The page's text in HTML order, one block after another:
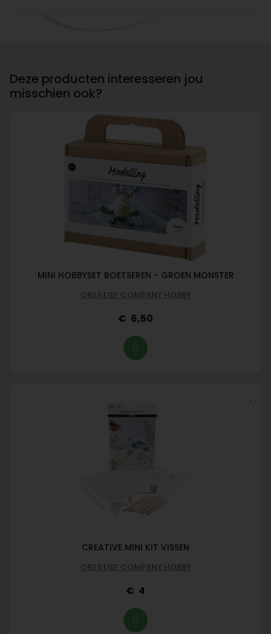
Deze producten interesseren jou
misschien ook?
MINI HOBBYSET BOETSEREN - GROEN MONSTER
CREATIEF COMPANY HOBBY
6,50
CREATIVE MINI KIT VISSEN
CREATIEF COMPANY HOBBY
4